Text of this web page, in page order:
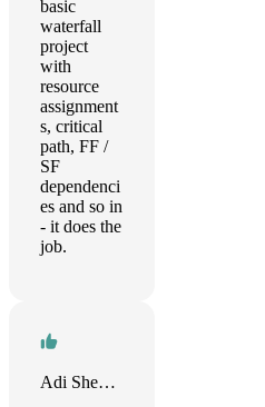
basic
waterfall
project
with
resource
assignment
s, critical
path, FF /
SF
dependenci
es and so in
- it does the
job.
Adi Sheward-Himpson